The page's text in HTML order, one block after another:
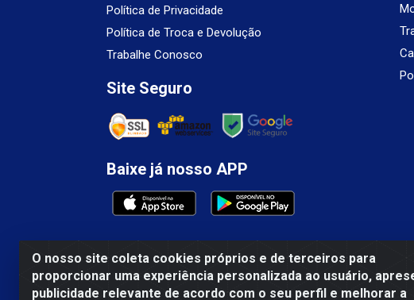
O nosso site coleta cookies próprios e de terceiros para
proporcionar uma experiência personalizada ao usuário,
publicidade relevante de acordo com o seu perfil e melhorar a
Política de Privacidade
Política de Troca e Devolução
Trabalhe Conosco
Site Seguro
Baixe já nosso APP
Mercosul Espumas Industriais LTDA - Rua 13, SN,